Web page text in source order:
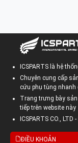
ICSPARTS là hệ
Chuyên cung cấp
cứu phụ tùng nhanh
Trang trưng bày
tiếp trên website này
ICSPARTS CO.,
ĐIỀU KHOẢN